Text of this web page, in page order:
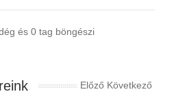
és 0 tag böngészi
Előző Következő